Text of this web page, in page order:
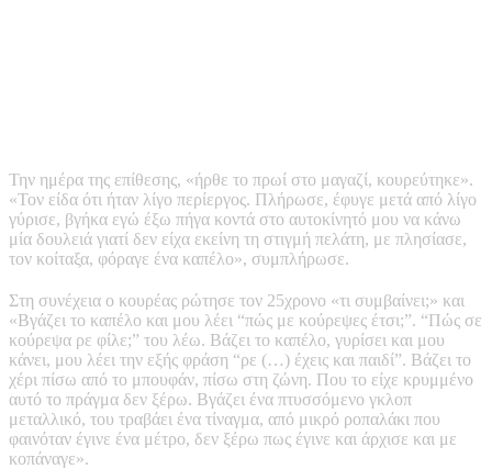
Την ημέρα της επίθεσης, «ήρθε το πρωί στο μαγαζί, κουρεύτηκε».
«Τον είδα ότι ήταν λίγο περίεργος. Πλήρωσε, έφυγε μετά από λίγο
γύρισε, βγήκα εγώ έξω πήγα κοντά στο αυτοκίνητό μου να κάνω
μία δουλειά γιατί δεν είχα εκείνη τη στιγμή πελάτη, με πλησίασε,
τον κοίταξα, φόραγε ένα καπέλο», συμπλήρωσε.
Στη συνέχεια ο κουρέας ρώτησε τον 25χρονο «τι συμβαίνει;» και
«Βγάζει το καπέλο και μου λέει “πώς με κούρεψες έτσι;”. “Πώς σε
κούρεψα ρε φίλε;” του λέω. Βάζει το καπέλο, γυρίσει και μου
κάνει, μου λέει την εξής φράση “ρε (…) έχεις και παιδί”. Βάζει το
χέρι πίσω από το μπουφάν, πίσω στη ζώνη. Που το είχε κρυμμένο
αυτό το πράγμα δεν ξέρω. Βγάζει ένα πτυσσόμενο γκλοπ
μεταλλικό, του τραβάει ένα τίναγμα, από μικρό ροπαλάκι που
φαινόταν έγινε ένα μέτρο, δεν ξέρω πως έγινε και άρχισε και με
κοπάναγε».